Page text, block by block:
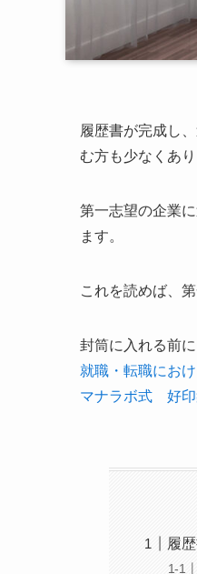
履歴書が完成し
む方も少なくあり
第一志望の企業
ます。
これを読めば、
封筒に入れる前
就職・転職にお
マナラボ式 好印
履